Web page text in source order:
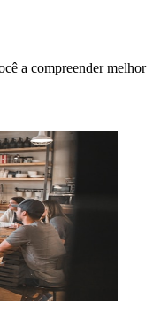
a compreender melhor